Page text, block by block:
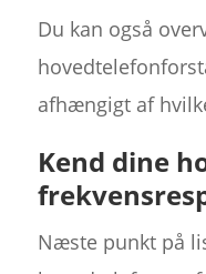
Du kan også
afhængigt af
Kend dine
Næste punkt på